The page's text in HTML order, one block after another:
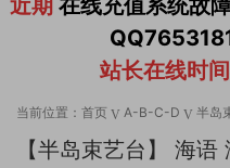
近期 在线充值系统故障
站长在线时
当前位置： 首页 A-B-C-D 半岛
【半岛束艺台】 海